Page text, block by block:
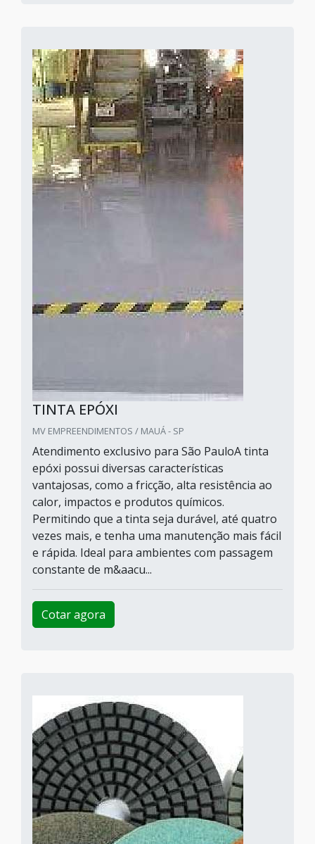
TINTA EPÓXI
MV EMPREENDIMENTOS / MAUÁ - SP
Atendimento exclusivo para São PauloA tinta
epóxi possui diversas características
vantajosas, como a fricção, alta resistência ao
calor, impactos e produtos químicos.
Permitindo que a tinta seja durável, até quatro
vezes mais, e tenha uma manutenção mais fácil
e rápida. Ideal para ambientes com passagem
constante de m&aacu...
Cotar agora